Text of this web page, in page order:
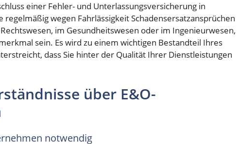
einer Fehler- und Unterlassungsversicherung in
regelmäßig wegen Fahrlässigkeit Schadensersatzansprüchen
im Gesundheitswesen oder im Ingenieurwesen,
sein. Es wird zu einem wichtigen Bestandteil Ihres
dass Sie hinter der Qualität Ihrer Dienstleistungen
über E&O-
notwendig